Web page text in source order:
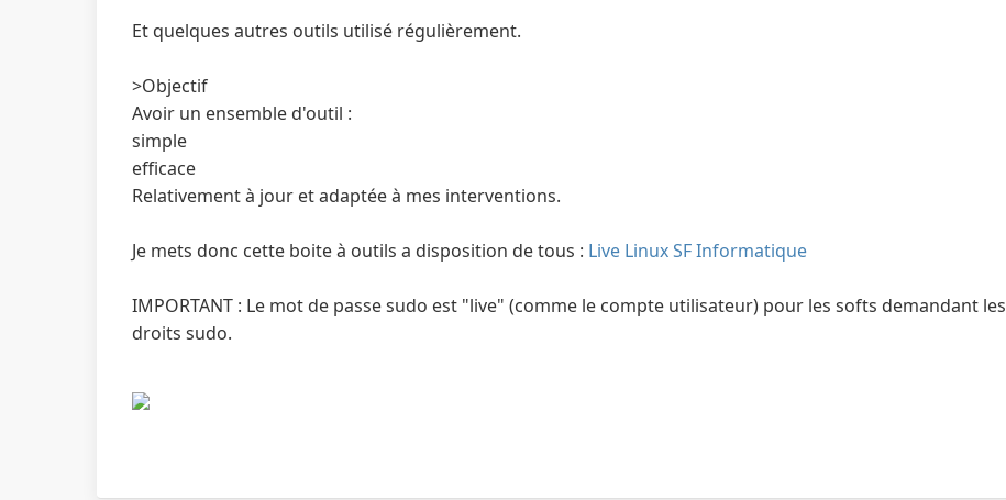
Et quelques autres outils utilisé régulièrement.
>Objectif
Avoir un ensemble d'outil :
simple
efficace
Relativement à jour et adaptée à mes interventions.
Je mets donc cette boite à outils a disposition de tous : Live Linux SF Informatique
IMPORTANT : Le mot de passe sudo est "live" (comme le compte utilisateur) pour les softs demandant les
droits sudo.